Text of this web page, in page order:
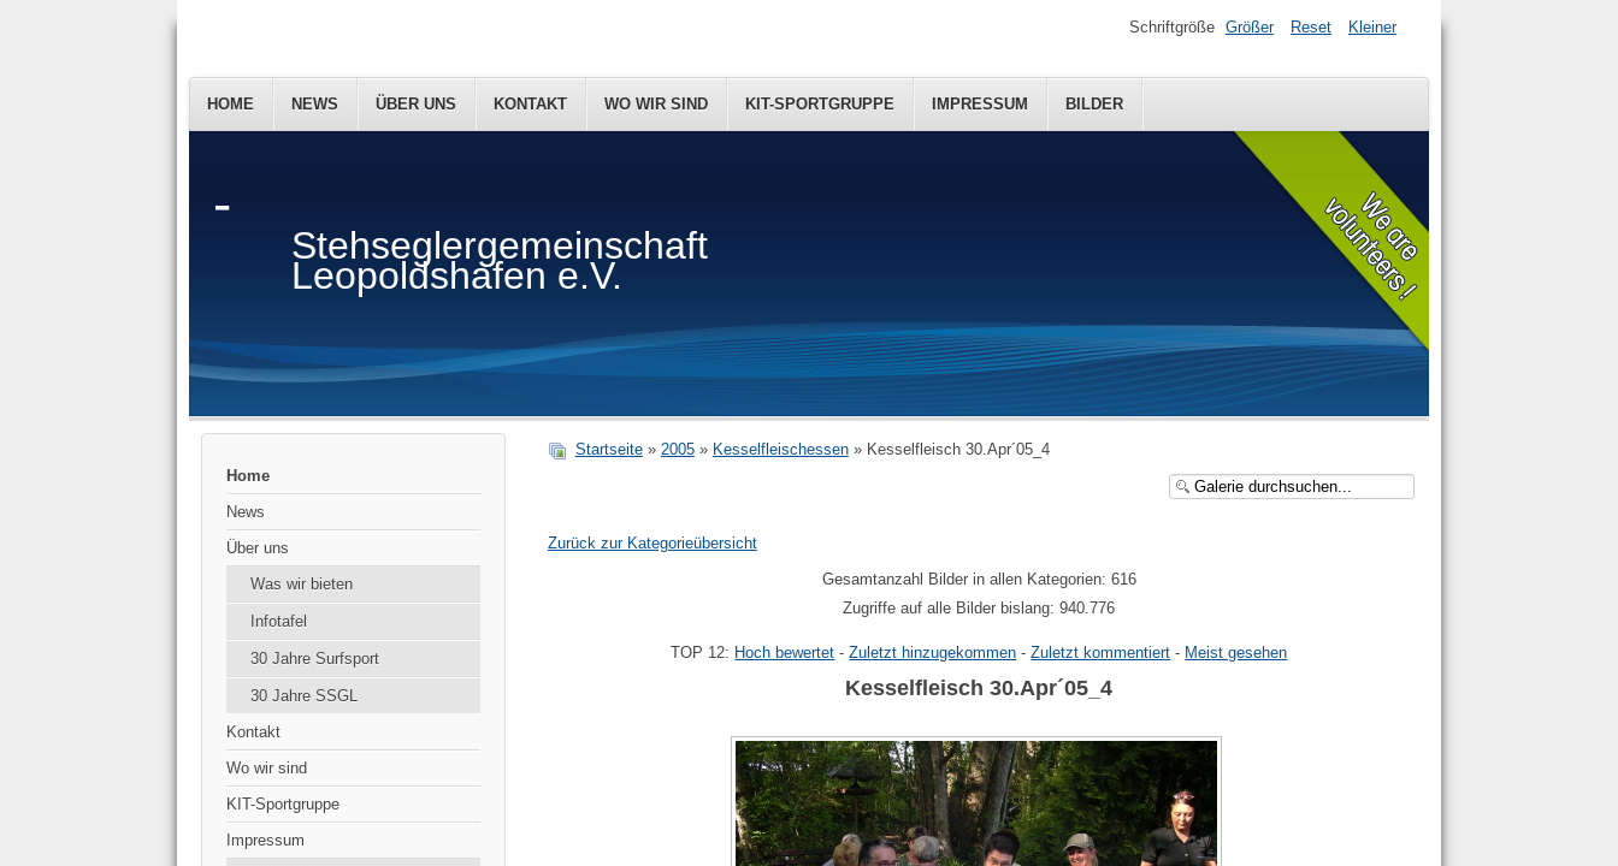
-
Stehseglergemeinschaft
Leopoldshafen e.V.
HOME NEWS ÜBER UNS KONTAKT WO WIR SIND KIT-SPORTGRUPPE IMPRESSUM BILDER
Schriftgröße Größer Reset Kleiner
Home
News
Über uns
Was wir bieten
Infotafel
30 Jahre Surfsport
30 Jahre SSGL
Kontakt
Wo wir sind
KIT-Sportgruppe
Impressum
Startseite» 2005» Kesselfleischessen» Kesselfleisch 30.Apr´05_4
Zurück zur Kategorieübersicht
Gesamtanzahl Bilder in allen Kategorien: 616
Zugriffe auf alle Bilder bislang: 940.776
TOP 12: Hoch bewertet -Zuletzt hinzugekommen -Zuletzt kommentiert - Meist gesehen
Kesselfleisch 30.Apr´05_4